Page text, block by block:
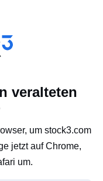
veralteten
um stock3.com
jetzt auf Chrome,
um.